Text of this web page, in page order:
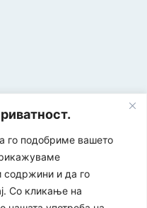
го подобриме вашето
содржини и да го
Со кликање на